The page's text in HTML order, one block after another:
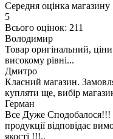
Середня оцінка магазину
5
Всього оцінок: 211
Володимир
Товар оригінальний,
високому рівні...
Дмитро
Класний магазин.
купляти ще, вибір
Герман
Все Дуже Сподобалося!!!
продукції відповідає
якості !!!..